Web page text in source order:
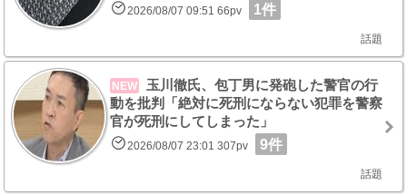
2026/08/07 09:51 66pv 1件
話題
NEW
玉川徹氏、包丁男に発砲した警官の行
動を批判「絶対に死刑にならない犯罪を警察
官が死刑にしてしまった」
2026/08/07 23:01 307pv 9件
話題